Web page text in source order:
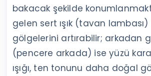
bakacak şekilde
gelen sert ışık (tavan lambası)
gölgelerini artırabilir; arkadan
(pencere arkada) ise yüzü
ışığı, ten tonunu daha doğal